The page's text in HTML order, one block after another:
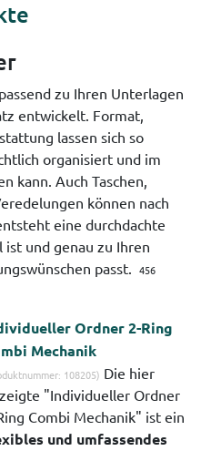
zu Ihren Unterlagen
entwickelt. Format,
lassen sich so
organisiert und im
kann. Auch Taschen,
können nach
eine durchdachte
und genau zu Ihren
passt. 456
Ordner 2-Ring
Mechanik
108205) Die hier
"Individueller Ordner
Combi Mechanik" ist ein
und umfassendes